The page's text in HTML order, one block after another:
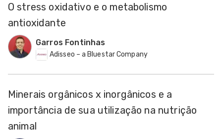
O stress oxidativo e o metabolismo
antioxidante
Garros Fontinhas
Adisseo – a Bluestar Company
Minerais orgânicos x inorgânicos e a
importância de sua utilização na nutrição
animal